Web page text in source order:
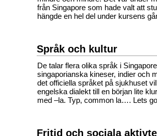
från Singapore som hade valt att
hängde en hel del under kursens
Språk och kultur
De talar flera olika språk i
singaporianska kineser, indier och
det officiella språket på sjukhuset
engelska dialekt till en början lite
med –la. Typ, common la…. Lets
Fritid och sociala